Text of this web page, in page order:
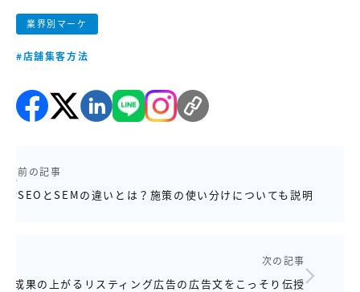
業界別マーケ
#店舗集客方法
前の記事
SEOとSEMの違いとは？施策の使い分けについても説明
次の記事
成果の上がるリスティング広告の広告文をこっそり伝授